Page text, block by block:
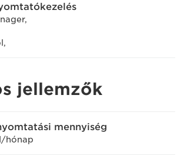
jellemzők
mennyiség
hónap